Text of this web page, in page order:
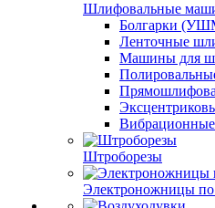
Шлифовальные
Болгарки
Ленточные
Машины для
Штроборезы
Электроножницы по